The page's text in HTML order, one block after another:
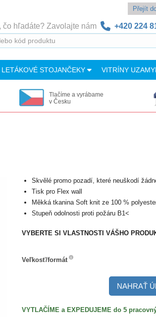
Přejít
čo hľadáte? Zavolajte nám +420 224
LETÁKOVÉ STOJANČEKY VITRÍNY
Tlačíme a vyrábame
v Česku
Skvělé promo pozadí, které neuškodí
Tisk pro Flex wall
Měkká tkanina Soft knit ze 100 %
Stupeň odolnosti proti požáru B1<
VYBERTE SI VLASTNOSTI VÁŠHO
Veľkosť/formát
NAHRAŤ
VYTLAČÍME a EXPEDUJEME do 5